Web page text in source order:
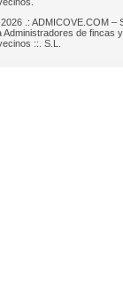
.: ADMICOVE.COM –
Administradores de fincas y
::. S.L.